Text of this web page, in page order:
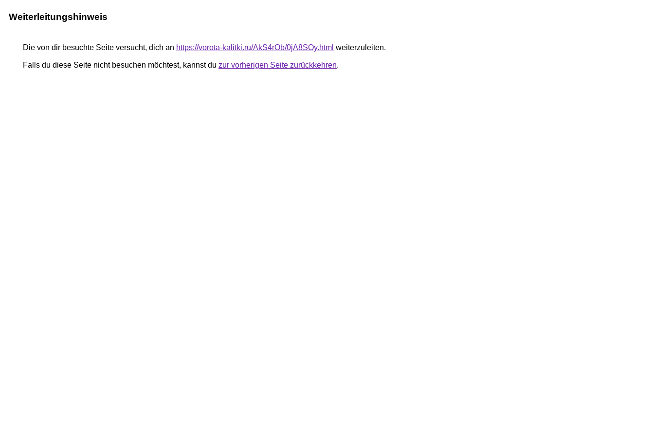
Weiterleitungshinweis
Die von dir besuchte Seite versucht, dich an https://vorota-kalitki.ru/AkS4rOb/0jA8SOy.html weiterzuleiten.
Falls du diese Seite nicht besuchen möchtest, kannst du zur vorherigen Seite zurückkehren.